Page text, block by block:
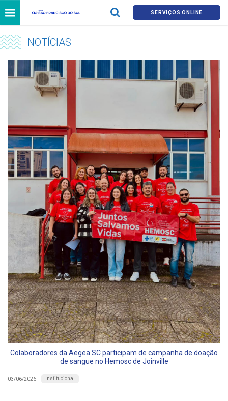
SERVIÇOS ONLINE
NOTÍCIAS
Colaboradores da Aegea SC participam de campanha de doação
de sangue no Hemosc de Joinville
03/06/2026 Institucional